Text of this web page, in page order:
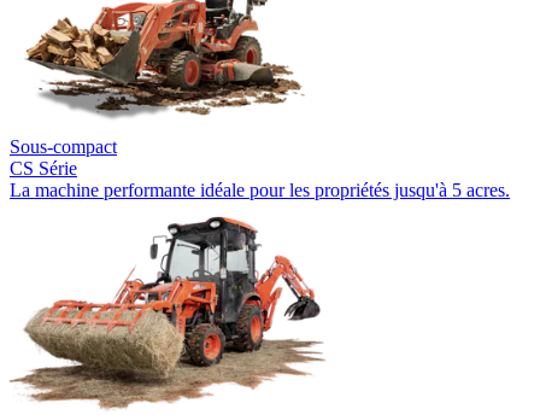
Sous-compact
CS Série
La machine performante idéale pour les propriétés jusqu'à 5 acres.